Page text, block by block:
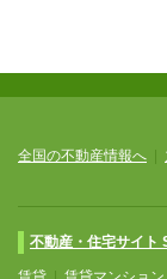
全国の不動産情報へ
不動産・住宅サイト